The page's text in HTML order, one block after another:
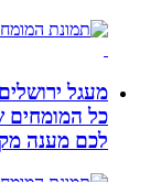
מעגל ירושלים
כל המומחים של
לכם מענה מקצועי